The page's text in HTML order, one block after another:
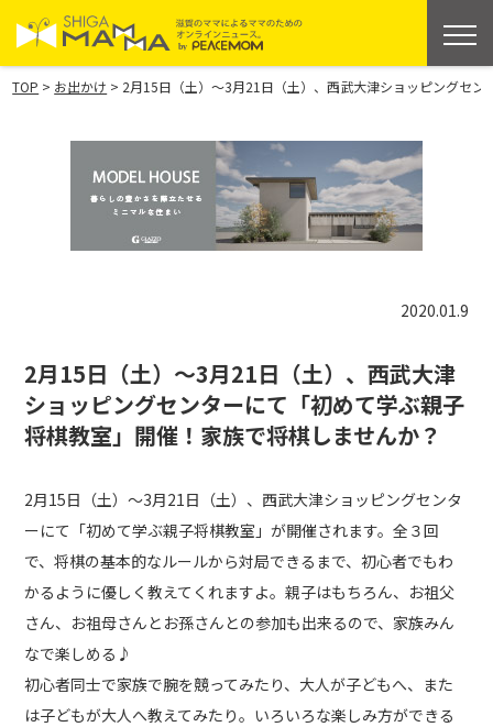
TOP > お出かけ > 2月15日（土）～3月21日（土）、西武大津ショッピングセ
2020.01.9
2月15日（土）～3月21日（土）、西武大津
ショッピングセンターにて「初めて学ぶ親子
将棋教室」開催！家族で将棋しませんか？
2月15日（土）～3月21日（土）、西武大津ショッピングセンタ
ーにて「初めて学ぶ親子将棋教室」が開催されます。全３回
で、将棋の基本的なルールから対局できるまで、初心者でもわ
かるように優しく教えてくれますよ。親子はもちろん、お祖父
さん、お祖母さんとお孫さんとの参加も出来るので、家族みん
なで楽しめる♪
初心者同士で家族で腕を競ってみたり、大人が子どもへ、また
は子どもが大人へ教えてみたり。いろいろな楽しみ方ができる